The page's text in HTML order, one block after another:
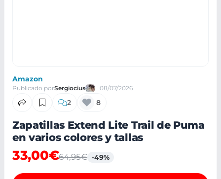
Amazon
Publicado porSergiocius 08/07/2026
2 8
Zapatillas Extend Lite Trail de Puma
en varios colores y tallas
33,00€64,95€ -49%